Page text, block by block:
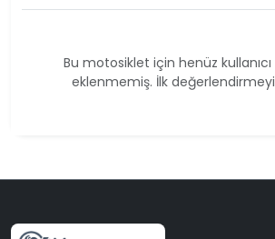
Bu motosiklet için henüz
eklenmemiş. İlk değerlendirmeyi